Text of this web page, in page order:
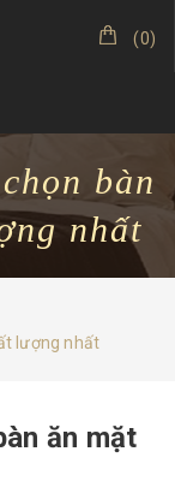
(0)
bàn
nhất
lượng nhất
ăn mặt